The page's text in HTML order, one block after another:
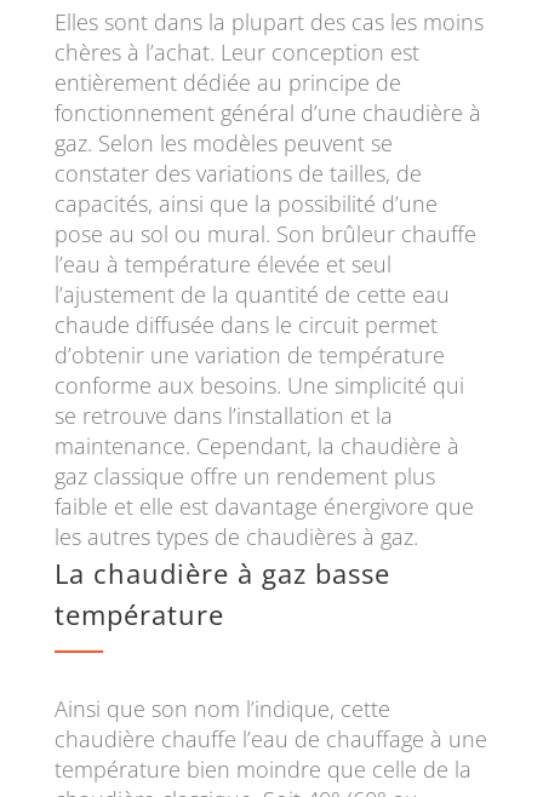
Elles sont dans la plupart des cas les moins
chères à l’achat. Leur conception est
entièrement dédiée au principe de
fonctionnement général d’une chaudière à
gaz. Selon les modèles peuvent se
constater des variations de tailles, de
capacités, ainsi que la possibilité d’une
pose au sol ou mural. Son brûleur chauffe
l’eau à température élevée et seul
l’ajustement de la quantité de cette eau
chaude diffusée dans le circuit permet
d’obtenir une variation de température
conforme aux besoins. Une simplicité qui
se retrouve dans l’installation et la
maintenance. Cependant, la chaudière à
gaz classique offre un rendement plus
faible et elle est davantage énergivore que
les autres types de chaudières à gaz.
La chaudière à gaz basse
température
Ainsi que son nom l’indique, cette
chaudière chauffe l’eau de chauffage à une
température bien moindre que celle de la